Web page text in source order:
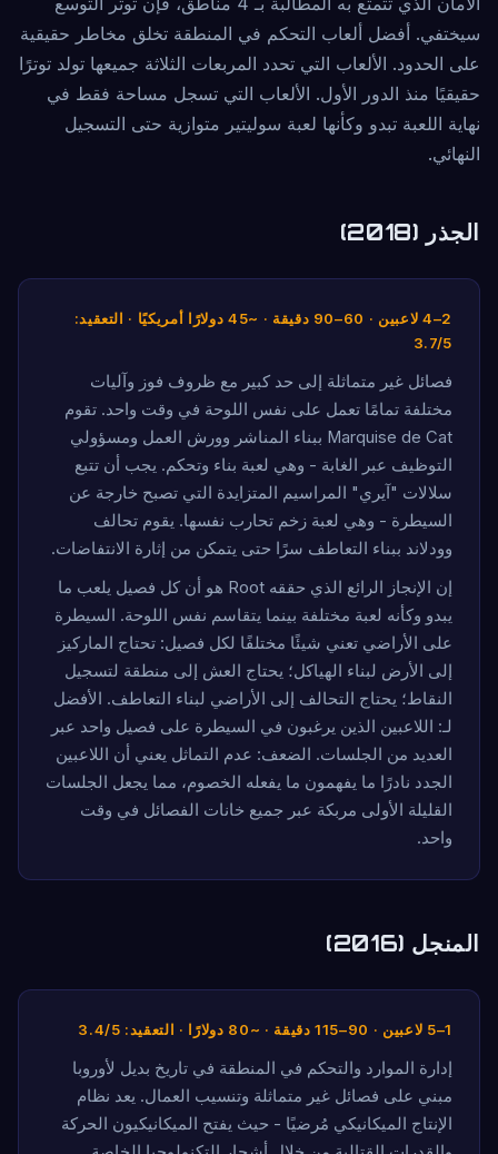
سيختفي. أفضل ألعاب التحكم في المنطقة تخلق مخاطر حقيقية
على الحدود. الألعاب التي تحدد المربعات الثلاثة جميعها تولد توترًا
حقيقيًا منذ الدور الأول. الألعاب التي تسجل مساحة فقط في
نهاية اللعبة تبدو وكأنها لعبة سوليتير متوازية حتى التسجيل
النهائي.
الجذر (2018)
2–4 لاعبين · 60–90 دقيقة · ~45 دولارًا أمريكيًا · التعقيد:
3.7/5
فصائل غير متماثلة إلى حد كبير مع ظروف فوز وآليات
مختلفة تمامًا تعمل على نفس اللوحة في وقت واحد. تقوم
Marquise de Cat ببناء المناشر وورش العمل ومسؤولي
التوظيف عبر الغابة - وهي لعبة بناء وتحكم. يجب أن تتبع
سلالات "آيري" المراسيم المتزايدة التي تصبح خارجة عن
السيطرة - وهي لعبة زخم تحارب نفسها. يقوم تحالف
وودلاند ببناء التعاطف سرًا حتى يتمكن من إثارة الانتفاضات.
إن الإنجاز الرائع الذي حققه Root هو أن كل فصيل يلعب ما
يبدو وكأنه لعبة مختلفة بينما يتقاسم نفس اللوحة. السيطرة
على الأراضي تعني شيئًا مختلفًا لكل فصيل: تحتاج الماركيز
إلى الأرض لبناء الهياكل؛ يحتاج العش إلى منطقة لتسجيل
النقاط؛ يحتاج التحالف إلى الأراضي لبناء التعاطف. الأفضل
لـ: اللاعبين الذين يرغبون في السيطرة على فصيل واحد عبر
العديد من الجلسات. الضعف: عدم التماثل يعني أن اللاعبين
الجدد نادرًا ما يفهمون ما يفعله الخصوم، مما يجعل الجلسات
القليلة الأولى مربكة عبر جميع خانات الفصائل في وقت
واحد.
المنجل (2016)
1–5 لاعبين · 90–115 دقيقة · ~80 دولارًا · التعقيد: 3.4/5
إدارة الموارد والتحكم في المنطقة في تاريخ بديل لأوروبا
مبني على فصائل غير متماثلة وتنسيب العمال. يعد نظام
الإنتاج الميكانيكي مُرضيًا - حيث يفتح الميكانيكيون الحركة